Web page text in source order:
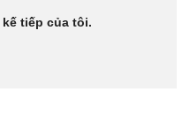
tiếp của tôi.